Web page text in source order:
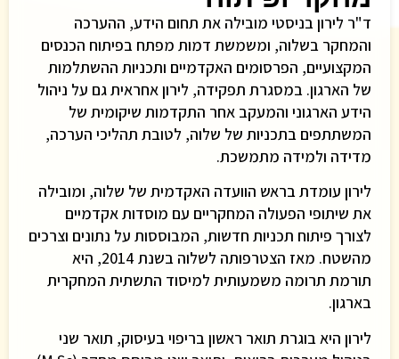
ד"ר לירון בניסטי מובילה את תחום הידע, ההערכה
והמחקר בשלוה, ומשמשת דמות מפתח בפיתוח הכנסים
המקצועיים, הפרסומים האקדמיים ותכניות ההשתלמות
של הארגון. במסגרת תפקידה, לירון אחראית גם על ניהול
הידע הארגוני והמעקב אחר התקדמות שיקומית של
המשתתפים בתכניות של שלוה, לטובת תהליכי הערכה,
מדידה ולמידה מתמשכת.
לירון עומדת בראש הוועדה האקדמית של שלוה, ומובילה
את שיתופי הפעולה המחקריים עם מוסדות אקדמיים
לצורך פיתוח תכניות חדשות, המבוססות על נתונים וצרכים
מהשטח. מאז הצטרפותה לשלוה בשנת 2014, היא
תורמת תרומה משמעותית למיסוד התשתית המחקרית
בארגון.
לירון היא בוגרת תואר ראשון בריפוי בעיסוק, תואר שני